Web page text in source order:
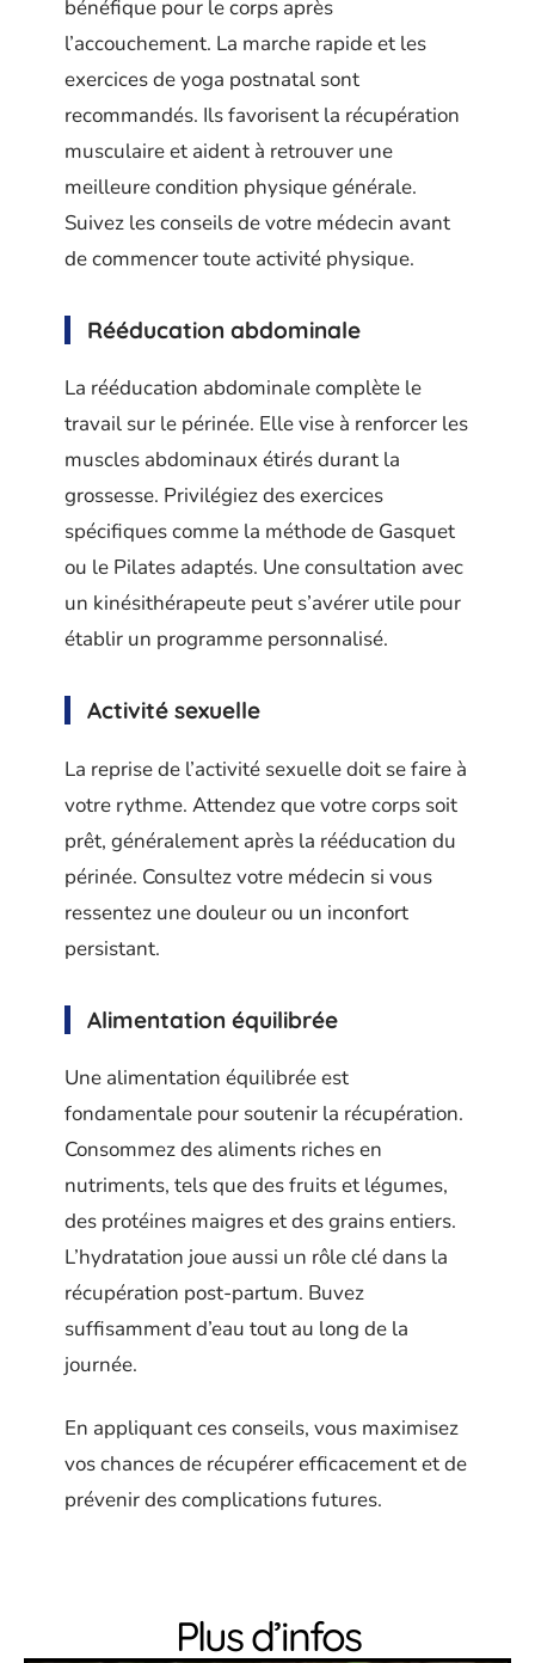
bénéfique pour le corps après
l’accouchement. La marche rapide et les
exercices de yoga postnatal sont
recommandés. Ils favorisent la récupération
musculaire et aident à retrouver une
meilleure condition physique générale.
Suivez les conseils de votre médecin avant
de commencer toute activité physique.
Rééducation abdominale
La rééducation abdominale complète le
travail sur le périnée. Elle vise à renforcer les
muscles abdominaux étirés durant la
grossesse. Privilégiez des exercices
spécifiques comme la méthode de Gasquet
ou le Pilates adaptés. Une consultation avec
un kinésithérapeute peut s’avérer utile pour
établir un programme personnalisé.
Activité sexuelle
La reprise de l’activité sexuelle doit se faire à
votre rythme. Attendez que votre corps soit
prêt, généralement après la rééducation du
périnée. Consultez votre médecin si vous
ressentez une douleur ou un inconfort
persistant.
Alimentation équilibrée
Une alimentation équilibrée est
fondamentale pour soutenir la récupération.
Consommez des aliments riches en
nutriments, tels que des fruits et légumes,
des protéines maigres et des grains entiers.
L’hydratation joue aussi un rôle clé dans la
récupération post-partum. Buvez
suffisamment d’eau tout au long de la
journée.
En appliquant ces conseils, vous maximisez
vos chances de récupérer efficacement et de
prévenir des complications futures.
Plus d’infos